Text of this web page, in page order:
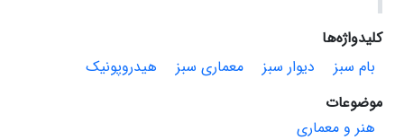
کلیدواژه‌ها
بام سبز
دیوار سبز معماری سبز
هیدروپونیک
موضوعات
هنر و معماری